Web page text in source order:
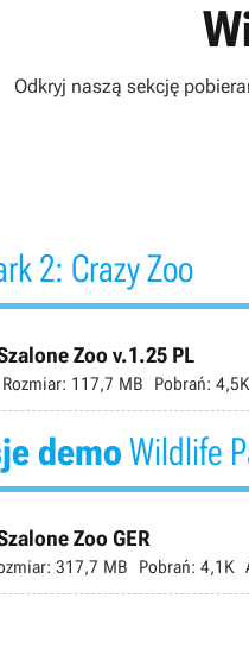
Odkryj naszą sekcję
2: Crazy Zoo
Zoo v.1.25 PL
Rozmiar: 117,7 MB Pobrań: 4,5K
demoWildlife
Zoo GER
317,7 MB Pobrań: 4,1K